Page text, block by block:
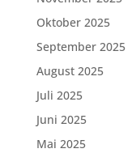
Oktober 2025
September 2025
August 2025
Juli 2025
Juni 2025
Mai 2025